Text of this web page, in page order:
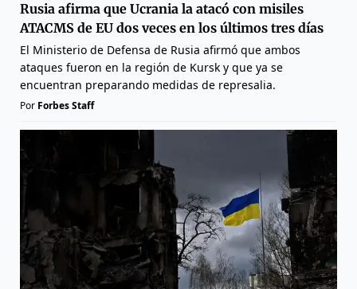
Rusia afirma que Ucrania la atacó con misiles
ATACMS de EU dos veces en los últimos tres días
El Ministerio de Defensa de Rusia afirmó que ambos
ataques fueron en la región de Kursk y que ya se
encuentran preparando medidas de represalia.
Por Forbes Staff